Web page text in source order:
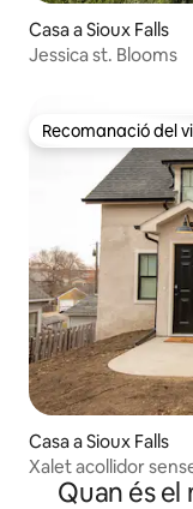
Casa a Sioux Falls
Jessica st. Blooms
Recomanació del
Recomanació del
Casa a Sioux Falls
Xalet acollidor
Quan és